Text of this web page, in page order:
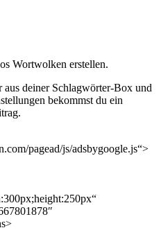
Wortwolken erstellen.
deiner Schlagwörter-Box und
bekommst du ein
pagead/js/adsbygoogle.js“>